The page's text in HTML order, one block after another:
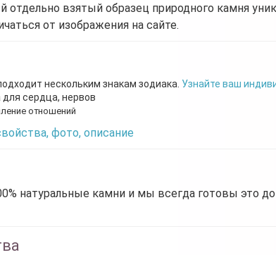
отдельно взятый образец природного камня
от изображения на сайте.
нескольким знакам зодиака. Узнайте ваш
для сердца, нервов
отношений
фото, описание
натуральные камни и мы всегда готовы это